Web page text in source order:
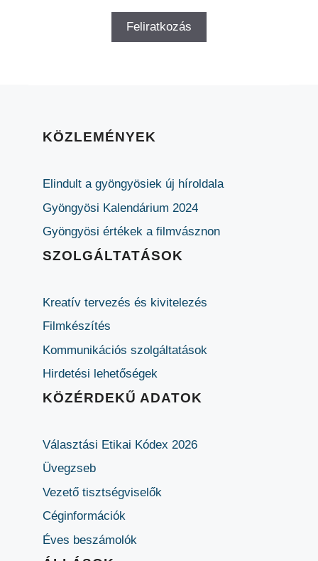
KÖZLEMÉNYEK
Elindult a gyöngyösiek új híroldala
Gyöngyösi Kalendárium 2024
Gyöngyösi értékek a filmvásznon
SZOLGÁLTATÁSOK
Kreatív tervezés és kivitelezés
Filmkészítés
Kommunikációs szolgáltatások
Hirdetési lehetőségek
KÖZÉRDEKŰ ADATOK
Választási Etikai Kódex 2026
Üvegzseb
Vezető tisztségviselők
Céginformációk
Éves beszámolók